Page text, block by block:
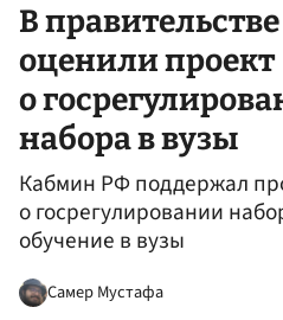
В
оценили проект
о
набора в вузы
Кабмин РФ поддержал
о госрегулировании
обучение в вузы
Самер Мустафа